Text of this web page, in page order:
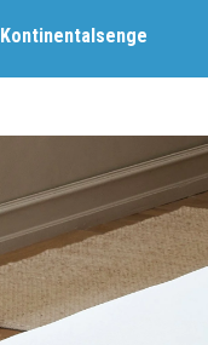
Kontinentalsenge